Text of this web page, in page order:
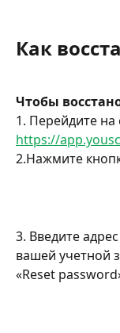
Как
Чтобы
1. Перейдите на
https://
2.Нажмите
3. Введите
вашей учетной
«Reset